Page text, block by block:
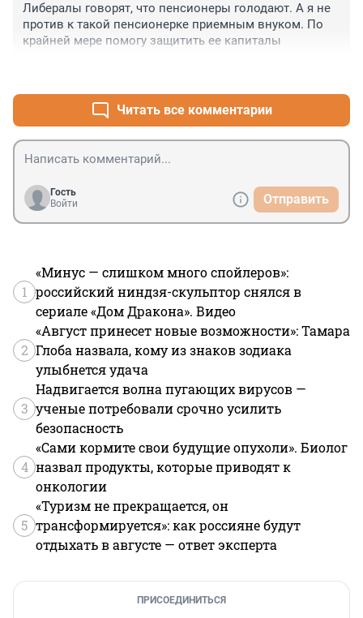
Либералы говорят, что пенсионеры голодают. А я не
против к такой пенсионерке приемным внуком. По
крайней мере помогу защитить ее капиталы
Читать все комментарии
Гость
Войти
Отправить
1
«Минус — слишком много спойлеров»:
российский ниндзя-скульптор снялся в
сериале «Дом Дракона». Видео
2
«Август принесет новые возможности»: Тамара
Глоба назвала, кому из знаков зодиака
улыбнется удача
3
Надвигается волна пугающих вирусов —
ученые потребовали срочно усилить
безопасность
4
«Сами кормите свои будущие опухоли». Биолог
назвал продукты, которые приводят к
онкологии
5
«Туризм не прекращается, он
трансформируется»: как россияне будут
отдыхать в августе — ответ эксперта
ПРИСОЕДИНИТЬСЯ